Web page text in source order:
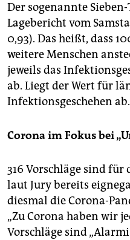
Der sogenannte
Lagebericht vom
0,93). Das heißt, dass
weitere Menschen
jeweils das
ab. Liegt der Wert für
Infektionsgeschehen ab.
Corona im Fokus bei
316 Vorschläge sind für
laut Jury bereits
diesmal die Corona-
„Zu Corona haben wir
Vorschläge sind